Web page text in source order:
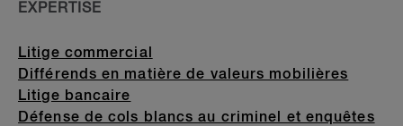
EXPERTISE
Litige commercial
Différends en matière de valeurs mobilières
Litige bancaire
Défense de cols blancs au criminel et enquêtes